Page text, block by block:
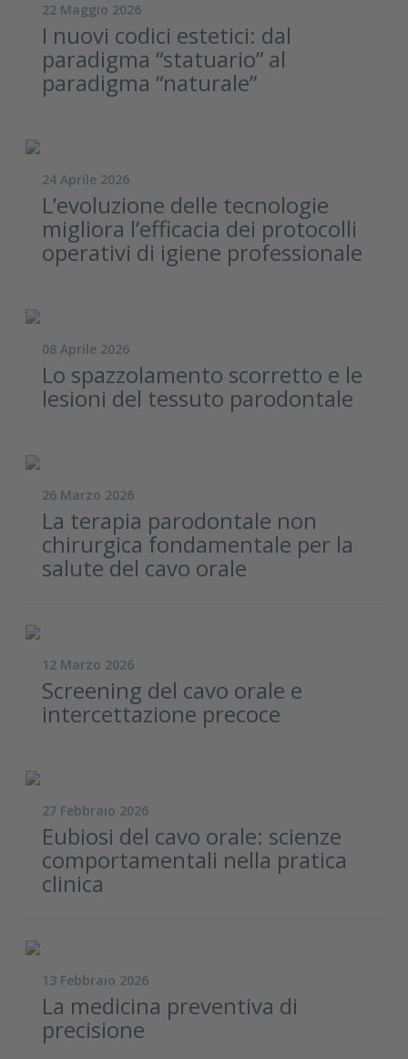
22 Maggio 2026
I nuovi codici estetici: dal
paradigma “statuario” al
paradigma “naturale”
24 Aprile 2026
L’evoluzione delle tecnologie
migliora l’efficacia dei protocolli
operativi di igiene professionale
08 Aprile 2026
Lo spazzolamento scorretto e le
lesioni del tessuto parodontale
26 Marzo 2026
La terapia parodontale non
chirurgica fondamentale per la
salute del cavo orale
12 Marzo 2026
Screening del cavo orale e
intercettazione precoce
27 Febbraio 2026
Eubiosi del cavo orale: scienze
comportamentali nella pratica
clinica
13 Febbraio 2026
La medicina preventiva di
precisione